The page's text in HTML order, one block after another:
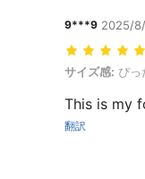
9***9 2025/
サイズ感: ぴっ
サイズ感: ぴっ
This is my
翻訳